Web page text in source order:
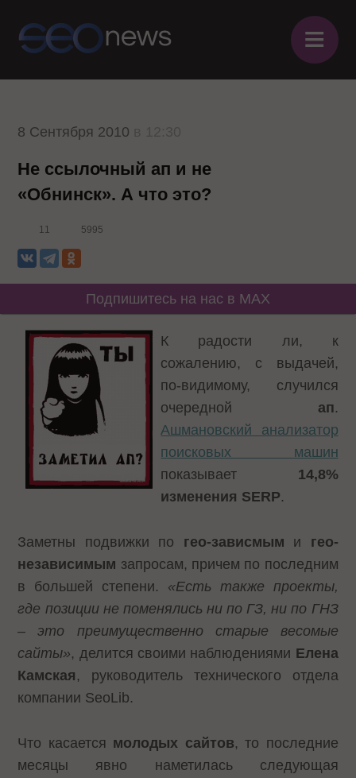
≡
8 Сентября 2010
Не ссылочный ап и не
«Обнинск». А что это?
11 5995
Подпишитесь на нас в MAX
К радости ли, к
сожалению, с выдачей,
по-видимому, случился
очередной ап.
Ашмановский анализатор
поисковых машин
показывает 14,8%
изменения SERP.
Заметны подвижки по гео-зависмым и гео-
независимым запросам, причем по последним
в большей степени. «Есть также проекты,
где позиции не поменялись ни по ГЗ, ни по ГНЗ
– это преимущественно старые весомые
сайты», делится своими наблюдениями Елена
Камская , руководитель технического отдела
компании SeoLib.
Что касается молодых сайтов, то последние
месяцы явно наметилась следующая